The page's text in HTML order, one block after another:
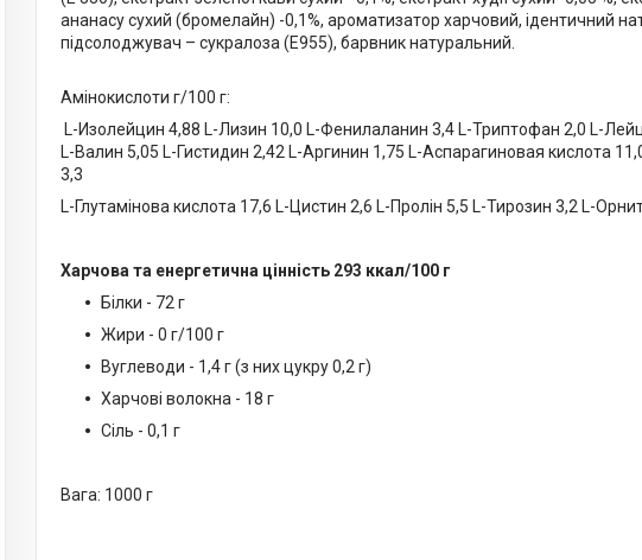
ананасу сухий (бромелайн) -0,1%, ароматизатор харчовий, ідентичний
підсолоджувач – сукралоза (Е955), барвник натуральний.
Амінокислоти г/100 г:
L-Изолейцин 4,88 L-Лизин 10,0 L-Фенилаланин 3,4 L-Триптофан 2,0 L-
L-Валин 5,05 L-Гистидин 2,42 L-Аргинин 1,75 L-Аспарагиновая кислота
3,3
L-Глутамінова кислота 17,6 L-Цистин 2,6 L-Пролін 5,5 L-Тирозин 3,2 L-
Харчова та енергетична цінність 293 ккал/100 г
Білки - 72 г
Жири - 0 г/100 г
Вуглеводи - 1,4 г (з них цукру 0,2 г)
Харчові волокна - 18 г
Сіль - 0,1 г
Вага: 1000 г